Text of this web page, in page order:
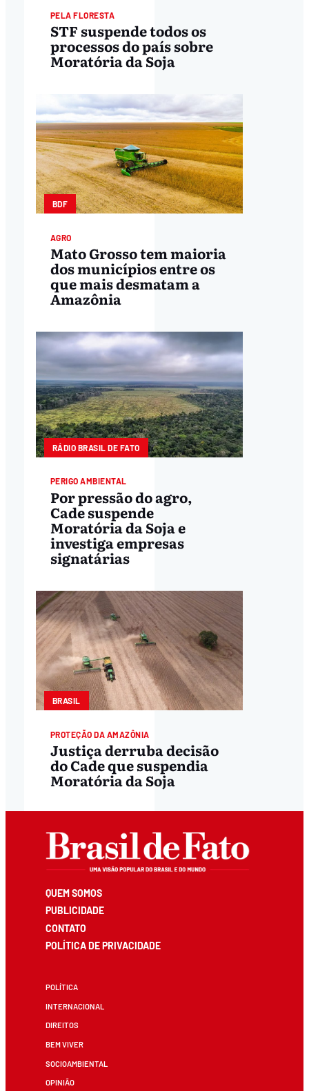
PELA FLORESTA
STF suspende todos os
processos do país sobre
Moratória da Soja
BDF
AGRO
Mato Grosso tem maioria
dos municípios entre os
que mais desmatam a
Amazônia
RÁDIO BRASIL DE FATO
PERIGO AMBIENTAL
Por pressão do agro,
Cade suspende
Moratória da Soja e
investiga empresas
signatárias
BRASIL
PROTEÇÃO DA AMAZÔNIA
Justiça derruba decisão
do Cade que suspendia
Moratória da Soja
QUEM SOMOS
PUBLICIDADE
CONTATO
POLÍTICA DE PRIVACIDADE
POLÍTICA
INTERNACIONAL
DIREITOS
BEM VIVER
SOCIOAMBIENTAL
OPINIÃO